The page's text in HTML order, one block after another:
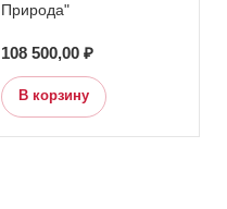
Природа"
108 500,00 ₽
В корзину